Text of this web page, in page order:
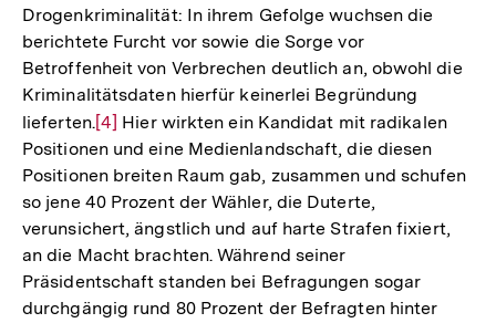
Drogenkriminalität: In ihrem Gefolge wuchsen die
berichtete Furcht vor sowie die Sorge vor
Betroffenheit von Verbrechen deutlich an, obwohl die
Kriminalitätsdaten hierfür keinerlei Begründung
lieferten.Zur
Auflösung
der
Fußnote
[4] Hier wirkten ein Kandidat mit radikalen
Positionen und eine Medienlandschaft, die diesen
Positionen breiten Raum gab, zusammen und schufen
so jene 40 Prozent der Wähler, die Duterte,
verunsichert, ängstlich und auf harte Strafen fixiert,
an die Macht brachten. Während seiner
Präsidentschaft standen bei Befragungen sogar
durchgängig rund 80 Prozent der Befragten hinter